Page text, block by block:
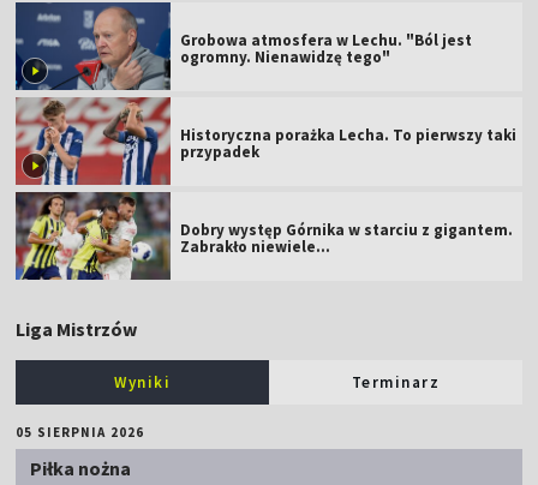
Grobowa atmosfera w Lechu. "Ból jest
ogromny. Nienawidzę tego"
Historyczna porażka Lecha. To pierwszy taki
przypadek
Dobry występ Górnika w starciu z gigantem.
Zabrakło niewiele...
Liga Mistrzów
Wyniki Terminarz
05 SIERPNIA 2026
Piłka nożna